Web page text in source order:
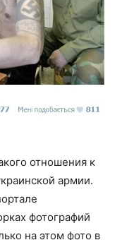
отношения к
армии.
фотографий
на этом фото в